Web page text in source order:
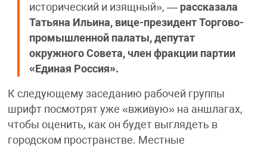
исторический и изящный», — рассказала
Татьяна Ильина, вице-президент Торгово-
промышленной палаты, депутат
окружного Совета, член фракции партии
«Единая Россия».
К следующему заседанию рабочей группы
шрифт посмотрят уже «вживую» на аншлагах,
чтобы оценить, как он будет выглядеть в
городском пространстве. Местные